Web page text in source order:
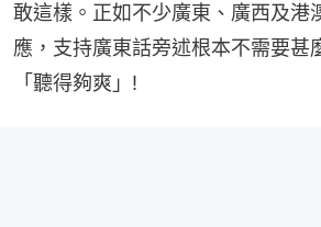
敢這樣。正如不少廣東、廣西及港
應，支持廣東話旁述根本不需要甚
「聽得夠爽」!